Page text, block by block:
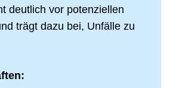
deutlich vor potenziellen
trägt dazu bei, Unfälle zu